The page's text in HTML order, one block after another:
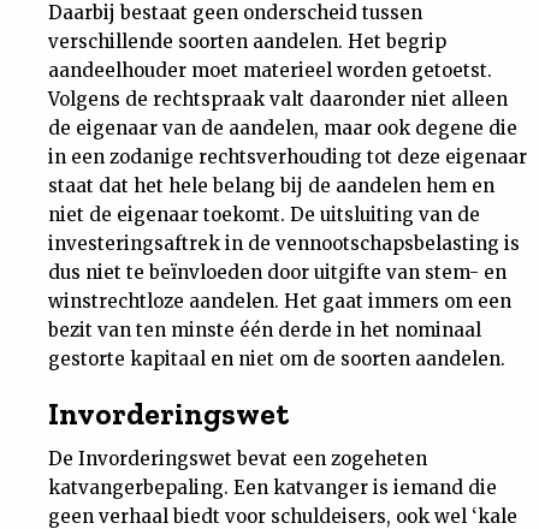
Daarbij bestaat geen onderscheid tussen
verschillende soorten aandelen. Het begrip
aandeelhouder moet materieel worden getoetst.
Volgens de rechtspraak valt daaronder niet alleen
de eigenaar van de aandelen, maar ook degene die
in een zodanige rechtsverhouding tot deze eigenaar
staat dat het hele belang bij de aandelen hem en
niet de eigenaar toekomt. De uitsluiting van de
investeringsaftrek in de vennootschapsbelasting is
dus niet te beïnvloeden door uitgifte van stem- en
winstrechtloze aandelen. Het gaat immers om een
bezit van ten minste één derde in het nominaal
gestorte kapitaal en niet om de soorten aandelen.
Invorderingswet
De Invorderingswet bevat een zogeheten
katvangerbepaling. Een katvanger is iemand die
geen verhaal biedt voor schuldeisers, ook wel ‘kale